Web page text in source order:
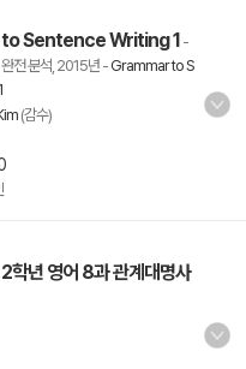
to Sentence Writing 1 -
전 분석, 2015년 -Grammar to S
(감수)
학년 영어 8과 관계대명사